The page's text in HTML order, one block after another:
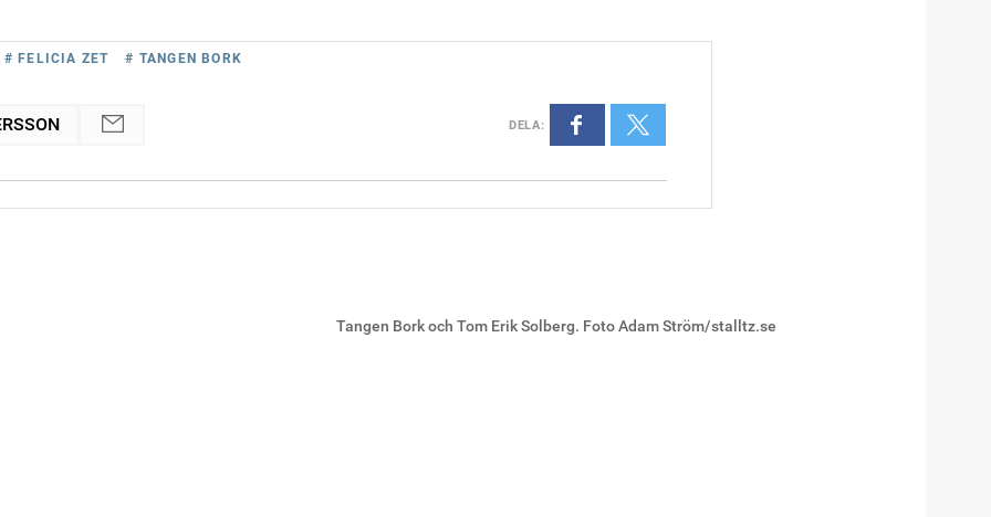
Tangen Bork och Tom Erik Solberg. Foto Adam Ström/stalltz.se
# FELICIA ZET # TANGEN BORK
DELA: